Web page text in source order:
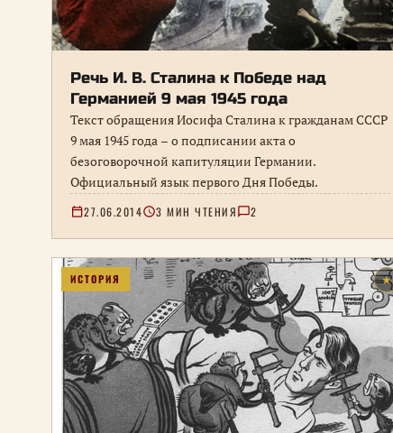
Речь И. В. Сталина к Победе над
Германией 9 мая 1945 года
Текст обращения Иосифа Сталина к гражданам СССР
9 мая 1945 года – о подписании акта о
безоговорочной капитуляции Германии.
Официальный язык первого Дня Победы.
27.06.2014 3 МИН ЧТЕНИЯ 2
ИСТОРИЯ ★